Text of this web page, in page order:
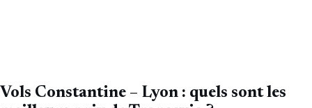
Vols Constantine – Lyon : quels sont les